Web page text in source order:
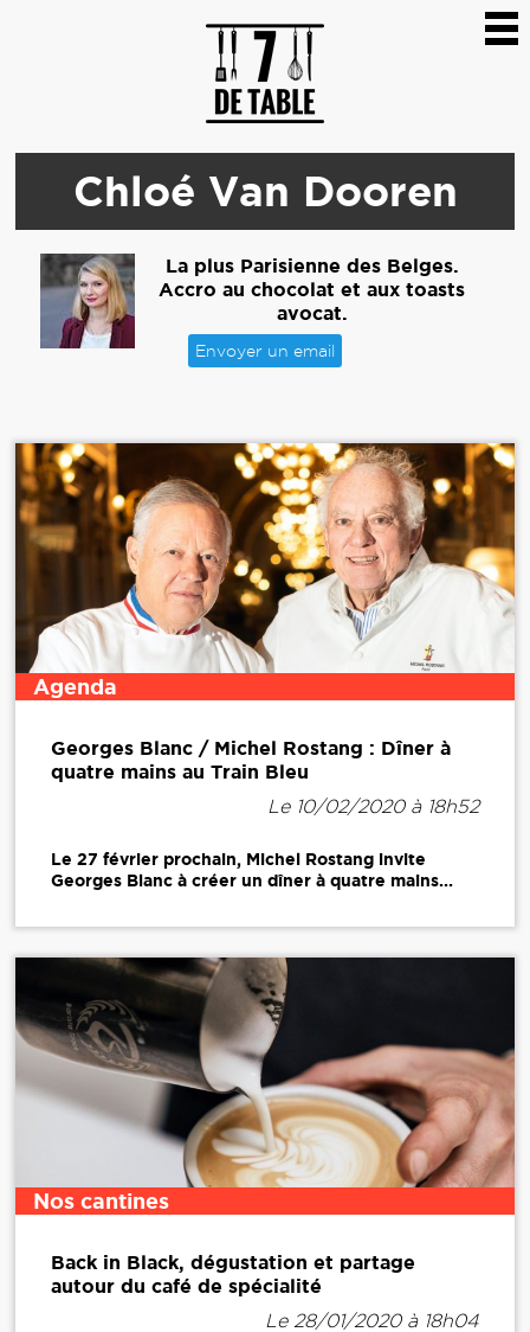
Chloé Van Dooren
La plus Parisienne des Belges.
Accro au chocolat et aux toasts
avocat.
Envoyer un email
Agenda
Georges Blanc / Michel Rostang : Dîner à
quatre mains au Train Bleu
Le 10/02/2020 à 18h52
Le 27 février prochain, Michel Rostang invite
Georges Blanc à créer un dîner à quatre mains...
Nos cantines
Back in Black, dégustation et partage
autour du café de spécialité
Le 28/01/2020 à 18h04